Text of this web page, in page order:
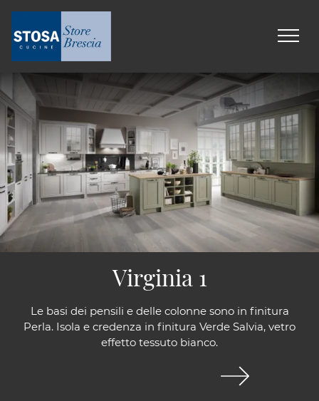
Le basi dei pensili e delle colonne sono in finitura
Perla. Isola e credenza in finitura Verde Salvia, vetro
effetto tessuto bianco.
Virginia 1